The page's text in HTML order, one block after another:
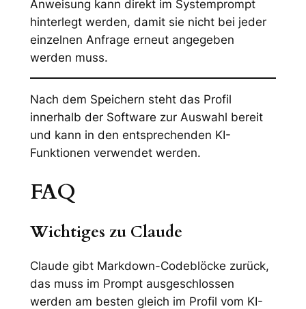
Anweisung kann direkt im Systemprompt
hinterlegt werden, damit sie nicht bei jeder
einzelnen Anfrage erneut angegeben
werden muss.
Nach dem Speichern steht das Profil
innerhalb der Software zur Auswahl bereit
und kann in den entsprechenden KI-
Funktionen verwendet werden.
FAQ
Wichtiges zu Claude
Claude gibt Markdown-Codeblöcke zurück,
das muss im Prompt ausgeschlossen
werden am besten gleich im Profil vom KI-